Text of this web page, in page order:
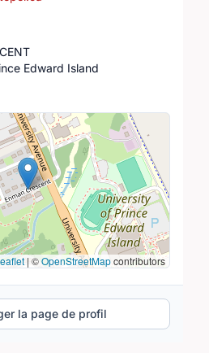
Edward Island
| ©OpenStreetMapcontributors
la page de profil